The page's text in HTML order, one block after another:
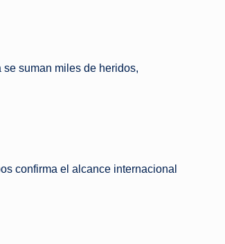
suman miles de heridos,
confirma el alcance internacional